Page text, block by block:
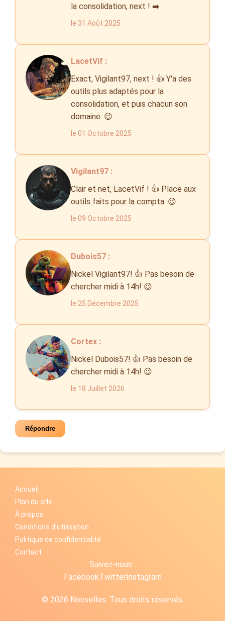
la consolidation, next ! ➡️
le 31 Août 2025
LacetVif :
Exact, Vigilant97, next ! 👍 Y'a des
outils plus adaptés pour la
consolidation, et puis chacun son
domaine. 😉
le 01 Octobre 2025
Vigilant97 :
Clair et net, LacetVif ! 👍 Place aux
outils faits pour la compta. 😉
le 09 Octobre 2025
Dubois57 :
Nickel Vigilant97! 👍 Pas besoin de
chercher midi à 14h! 😉
le 25 Décembre 2025
Cortex :
Nickel Dubois57! 👍 Pas besoin de
chercher midi à 14h! 😉
le 18 Juillet 2026
Répondre
Accueil
Plan du site
À propos
Conditions d'utilisation
Politique de confidentialité
Contact
Suivez-nous :
FacebookTwitterInstagram
© 2026 Noovelles. Tous droits réservés.